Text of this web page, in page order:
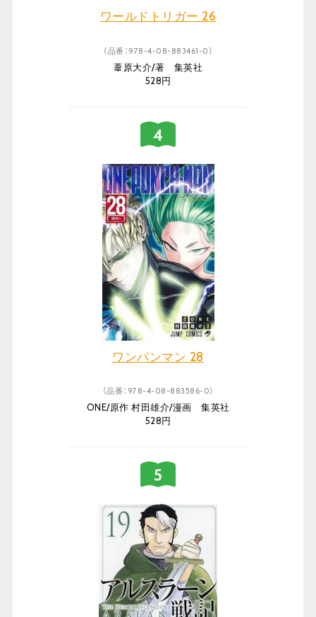
ワールドトリガー 26
（品番：978-4-08-883461-0）
葦原大介/著 集英社
528円
ワンパンマン 28
（品番：978-4-08-883586-0）
ONE/原作 村田雄介/漫画 集英社
528円